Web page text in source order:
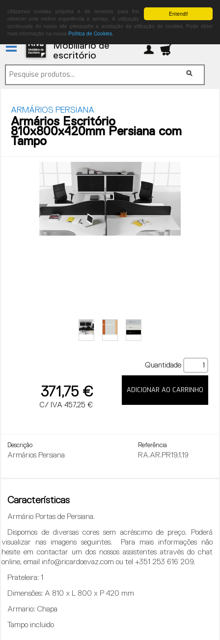
Entendi!
Utilizamos cookies próprios e de terceiros para lhe
oferecer uma melhor experiência e serviço. A utilização
continuada do nosso site pressupõe a aceitação da utilização de cookies. Pode obter
mais informação na nossa Política de Cookies.
Mobiliário de
escritório
ARMÁRIOS PERSIANA
Armários Escritório
810x800x420mm Persiana com
Tampo
371,75 €
C/ IVA 457,25 €
Quantidade
Descrição
Armários Persiana
Referência
RA.AR.PR19.1.19
Características
Armário Portas de Persiana.
Dispomos de diversas cores sem acréscimo de preço. Poderá
visualizar nas imagens seguintes. Para mais informações não
hesite em contactar um dos nossos assistentes através do chat
online, email info@ricardoevaz.com ou tel +351 253 616 209.
Prateleira: 1
Dimensões: A 810 x L 800 x P 420 mm
Armario: Chapa
Tampo incluido